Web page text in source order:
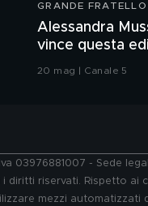
GRANDE
Alessandra
vince questa
Grande Fratello
20 mag | Canale 5
03976881007 - Sede
diritti riservati. Rispetto
mezzi automatizzati